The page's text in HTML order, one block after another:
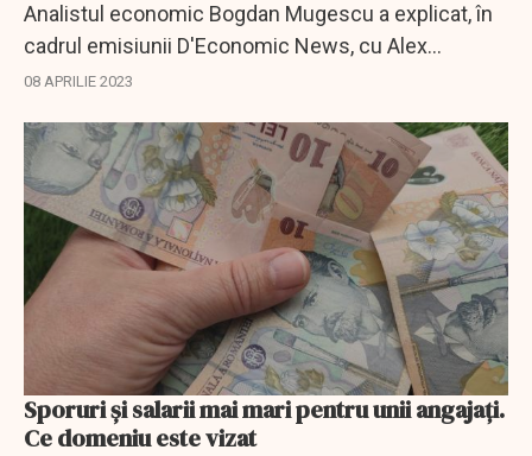
Analistul economic Bogdan Mugescu a explicat, în
cadrul emisiunii D'Economic News, cu Alex
Vlădescu, de ce vor urma șase luni dificile și ce
08 APRILIE 2023
Sporuri și salarii mai mari pentru unii angajați.
Ce domeniu este vizat